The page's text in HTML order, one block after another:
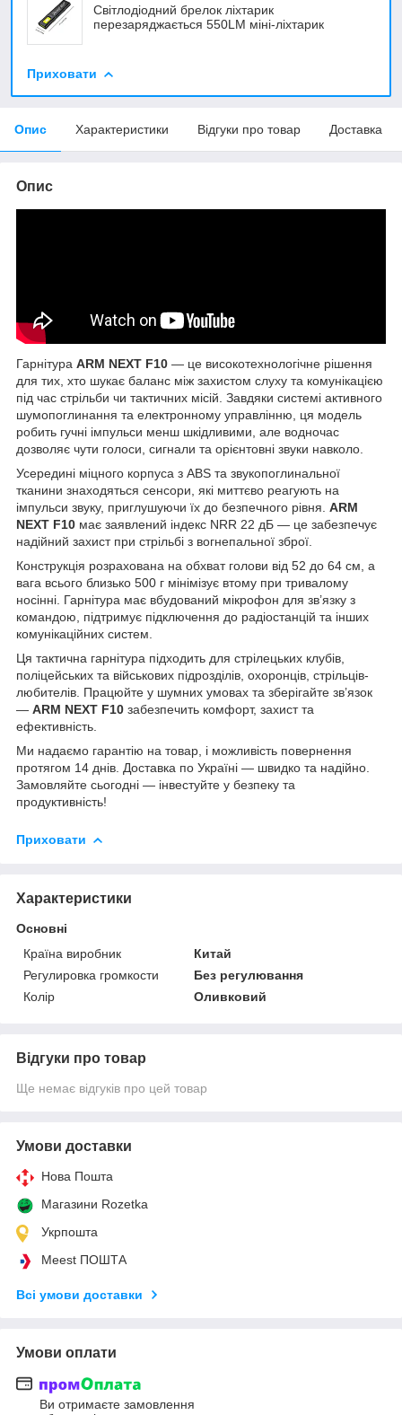
Світлодіодний брелок ліхтарик
перезаряджається 550LM міні-ліхтарик
Приховати
Опис Характеристики Відгуки про товар Доставка
Опис
Гарнітура ARM NEXT F10 — це високотехнологічне рішення
для тих, хто шукає баланс між захистом слуху та комунікацією
під час стрільби чи тактичних місій. Завдяки системі активного
шумопоглинання та електронному управлінню, ця модель
робить гучні імпульси менш шкідливими, але водночас
дозволяє чути голоси, сигнали та орієнтовні звуки навколо.
Усередині міцного корпуса з ABS та звукопоглинальної
тканини знаходяться сенсори, які миттєво реагують на
імпульси звуку, приглушуючи їх до безпечного рівня. ARM
NEXT F10 має заявлений індекс NRR 22 дБ — це забезпечує
надійний захист при стрільбі з вогнепальної зброї.
Конструкція розрахована на обхват голови від 52 до 64 см, а
вага всього близько 500 г мінімізує втому при тривалому
носінні. Гарнітура має вбудований мікрофон для зв’язку з
командою, підтримує підключення до радіостанцій та інших
комунікаційних систем.
Ця тактична гарнітура підходить для стрілецьких клубів,
поліцейських та військових підрозділів, охоронців, стрільців-
любителів. Працюйте у шумних умовах та зберігайте зв’язок
— ARM NEXT F10 забезпечить комфорт, захист та
ефективність.
Ми надаємо гарантію на товар, і можливість повернення
протягом 14 днів. Доставка по Україні — швидко та надійно.
Замовляйте сьогодні — інвестуйте у безпеку та
продуктивність!
Приховати
Характеристики
Основні
Країна виробник
Китай
Регулировка громкости
Без регулювання
Колір
Оливковий
Відгуки про товар
Ще немає відгуків про цей товар
Умови доставки
Нова Пошта
Магазини Rozetka
Укрпошта
Meest ПОШТА
Всі умови доставки
Умови оплати
Ви отримаєте замовлення